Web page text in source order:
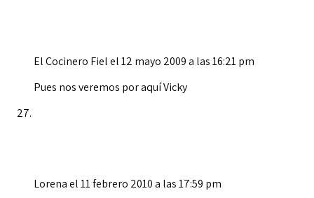
El Cocinero Fielel 12 mayo 2009 a las 16:21 pm
Pues nos veremos por aquí Vicky
Lorenael 11 febrero 2010 a las 17:59 pm